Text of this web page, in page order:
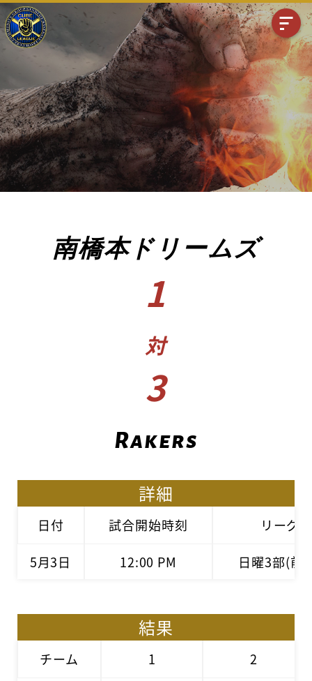
南橋本ドリームズ
1
対
3
Rakers
詳細
日付 試合開始時刻 リーグ
5月3日 12:00 PM 日曜3部(前
結果
チーム 1 2